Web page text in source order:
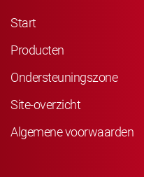
Start
Producten
Ondersteuningszone
Site-overzicht
Algemene voorwaarden